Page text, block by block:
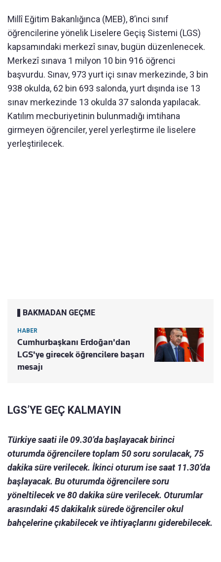
Millî Eğitim Bakanlığınca (MEB), 8’inci sınıf
öğrencilerine yönelik Liselere Geçiş Sistemi (LGS)
kapsamındaki merkezî sınav, bugün düzenlenecek.
Merkezî sınava 1 milyon 10 bin 916 öğrenci
başvurdu. Sınav, 973 yurt içi sınav merkezinde, 3 bin
938 okulda, 62 bin 693 salonda, yurt dışında ise 13
sınav merkezinde 13 okulda 37 salonda yapılacak.
Katılım mecburiyetinin bulunmadığı imtihana
girmeyen öğrenciler, yerel yerleştirme ile liselere
yerleştirilecek.
BAKMADAN GEÇME
HABER
Cumhurbaşkanı Erdoğan'dan
LGS'ye girecek öğrencilere başarı
mesajı
LGS’YE GEÇ KALMAYIN
Türkiye saati ile 09.30’da başlayacak birinci
oturumda öğrencilere toplam 50 soru sorulacak, 75
dakika süre verilecek. İkinci oturum ise saat 11.30’da
başlayacak. Bu oturumda öğrencilere soru
yöneltilecek ve 80 dakika süre verilecek. Oturumlar
arasındaki 45 dakikalık sürede öğrenciler okul
bahçelerine çıkabilecek ve ihtiyaçlarını giderebilecek.